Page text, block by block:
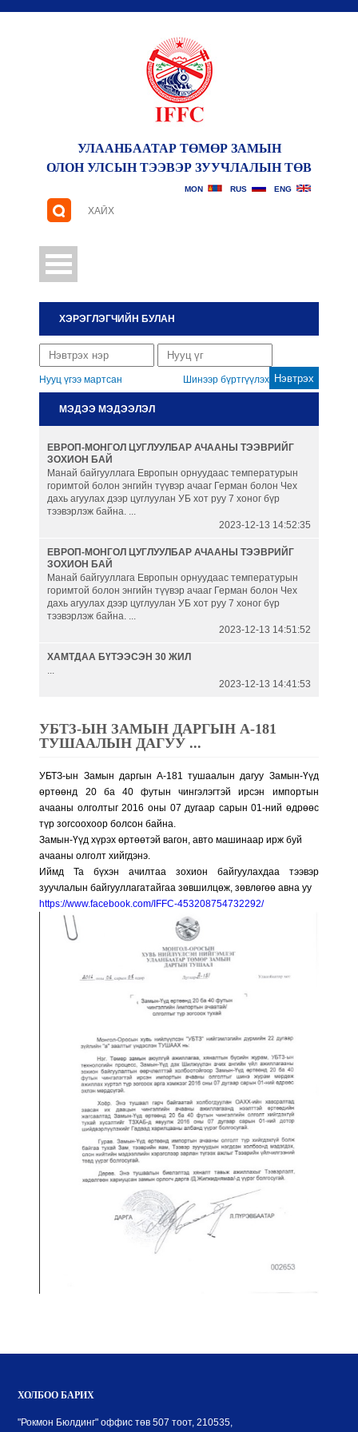
УЛААНБААТАР ТӨМӨР ЗАМЫН
ОЛОН УЛСЫН ТЭЭВЭР ЗУУЧЛАЛЫН ТӨВ
MON RUS ENG
Гаалийн бүрдүүлэлт
албан татвар
Танилцуулга
ХЭРЭГЛЭГЧИЙН БУЛАН
Нууц үгээ мартсан Шинээр бүртгүүлэх
МЭДЭЭ МЭДЭЭЛЭЛ
ЕВРОП-МОНГОЛ ЦУГЛУУЛБАР АЧААНЫ ТЭЭВРИЙГ
ЗОХИОН БАЙ
Манай байгууллага Европын орнуудаас температурын
горимтой болон энгийн түүвэр ачааг Герман болон Чех
дахь агуулах дээр цуглуулан УБ хот руу 7 хоног бүр
тээвэрлэж байна. ...
2023-12-13 14:52:35
ЕВРОП-МОНГОЛ ЦУГЛУУЛБАР АЧААНЫ ТЭЭВРИЙГ
ЗОХИОН БАЙ
Манай байгууллага Европын орнуудаас температурын
горимтой болон энгийн түүвэр ачааг Герман болон Чех
дахь агуулах дээр цуглуулан УБ хот руу 7 хоног бүр
тээвэрлэж байна. ...
2023-12-13 14:51:52
ХАМТДАА БҮТЭЭСЭН 30 ЖИЛ
...
2023-12-13 14:41:53
УБТЗ-ЫН ЗАМЫН ДАРГЫН А-181
ТУШААЛЫН ДАГУУ ...
УБТЗ-ын Замын даргын А-181 тушаалын дагуу Замын-Үүд
өртөөнд 20 ба 40 футын чингэлэгтэй ирсэн импортын
ачааны олголтыг 2016 оны 07 дугаар сарын 01-ний өдрөөс
түр зогсоохоор болсон байна.
Замын-Үүд хүрэх өртөөтэй вагон, авто машинаар ирж буй
ачааны олголт хийгдэнэ.
Иймд Та бүхэн ачилтаа зохион байгуулахдаа тээвэр
зуучлалын байгууллагатайгаа зөвшилцөж, зөвлөгөө авна уу
https://www.facebook.com/IFFC-453208754732292/
ХОЛБОО БАРИХ
"Рокмон Бюлдинг" оффис төв 507 тоот, 210535,